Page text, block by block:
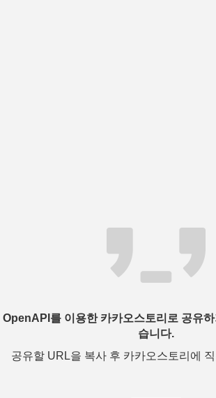
OpenAPI를 이용한 카카오스토리로 공유
습니다.
공유할 URL을 복사 후 카카오스토리에